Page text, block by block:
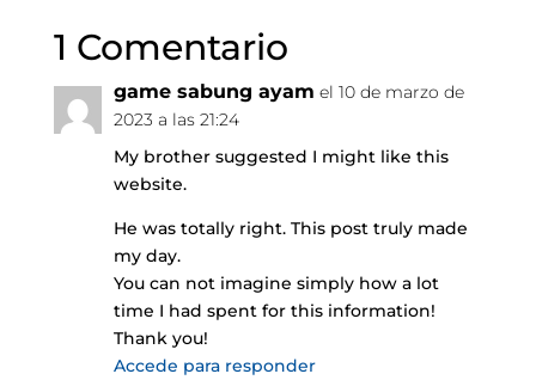
1 Comentario
game sabung ayam el 10 de marzo de
2023 a las 21:24
My brother suggested I might like this
website.
He was totally right. This post truly made
my day.
You can not imagine simply how a lot
time I had spent for this information!
Thank you!
Accede para responder